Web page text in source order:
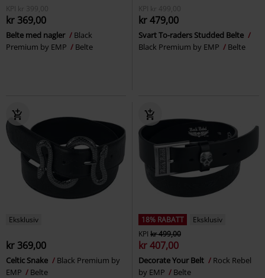
KPI
kr 399,00
kr 369,00
Belte med nagler
Black
Premium by EMP
Belte
KPI
kr 499,00
kr 479,00
Svart To-raders Studded Belte
Black Premium by EMP
Belte
Eksklusiv
kr 369,00
Celtic Snake
Black Premium by
EMP
Belte
18% RABATT
Eksklusiv
KPI kr 499,00
kr 407,00
Decorate Your Belt
Rock Rebel
by EMP
Belte